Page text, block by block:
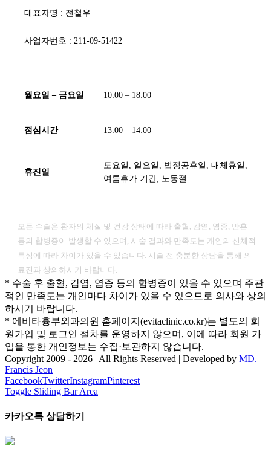
대표자명 : 전철우
사업자번호 : 211-09-51422
월요일 – 금요일 10:00 – 18:00
점심시간 13:00 – 14:00
휴진일
토요일, 일요일, 법정공휴일, 대체휴일,
여름휴가 기간, 노동절
모든 수술은 환자의 체질 및 건강 상태에 따라 출혈, 감염, 염증, 반흔
등의 합병증이 발생할 수 있으며, 시술 결과와 만족도는 개인의 신체적
특성에 따라 차이가 있을 수 있습니다. 시술 전 충분한 상담을 통해 의
료진과 상의하시기 바랍니다.
* 수술 후 출혈, 감염, 염증 등의 합병증이 있을 수 있으며 주관
적인 만족도는 개인마다 차이가 있을 수 있으므로 의사와 상의
하시기 바랍니다.
* 에비타흉부외과의원 홈페이지(evitaclinic.co.kr)는 별도의 회
원가입 및 로그인 절차를 운영하지 않으며, 이에 따라 회원 가
입을 통한 개인정보는 수집·보관하지 않습니다.
Copyright 2009 - 2026 | All Rights Reserved | Developed by MD.
Francis Jeon
FacebookTwitterInstagramPinterest
Toggle Sliding Bar Area
카카오톡 상담하기